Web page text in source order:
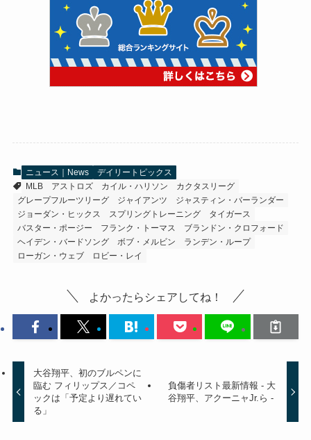
ニュース｜News
デイリートピックス
MLB
アストロズ カイル・ハリソン
カクタスリーグ
グレープフルーツリーグ
ジャイアンツ
ジャスティン・バーランダー
ジョーダン・ヒックス
スプリングトレーニング
タイガース
バスター・ポージー
フランク・トーマス
ブランドン・クロフォード
ヘイデン・バードソング
ボブ・メルビン
ランデン・ループ
ローガン・ウェブ
ロビー・レイ
よかったらシェアしてね！
大谷翔平、初のブルペンに
臨む フィリップス／コペ
ックは「予定より遅れてい
る」
負傷者リスト最新情報 - 大
谷翔平、アクーニャJr.ら -